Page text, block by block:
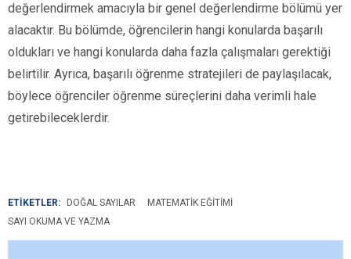
değerlendirmek amacıyla bir genel değerlendirme bölümü yer
alacaktır. Bu bölümde, öğrencilerin hangi konularda başarılı
oldukları ve hangi konularda daha fazla çalışmaları gerektiği
belirtilir. Ayrıca, başarılı öğrenme stratejileri de paylaşılacak,
böylece öğrenciler öğrenme süreçlerini daha verimli hale
getirebileceklerdir.
ETİKETLER: DOĞAL SAYILAR
MATEMATIK EĞITIMI
SAYI OKUMA VE YAZMA